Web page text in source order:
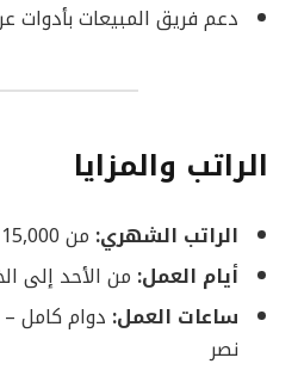
دعم فريق المبيعات بأدوات
الراتب والمزايا
الراتب الشهري: من 15,000 إلى 20,000 جنيه مصري
أيام العمل: من الأحد إلى
ساعات العمل: دوام كامل
نصر